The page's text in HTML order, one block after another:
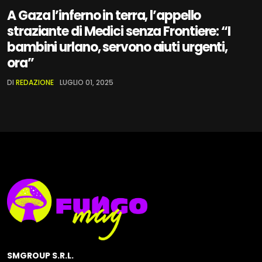
A Gaza l’inferno in terra, l’appello
straziante di Medici senza Frontiere: “I
bambini urlano, servono aiuti urgenti,
ora”
DI REDAZIONE LUGLIO 01, 2025
SMGROUP S.R.L.